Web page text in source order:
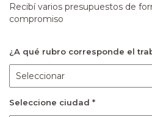
Recibí varios presupuestos de
compromiso
¿A qué rubro corresponde el
Seleccione ciudad *